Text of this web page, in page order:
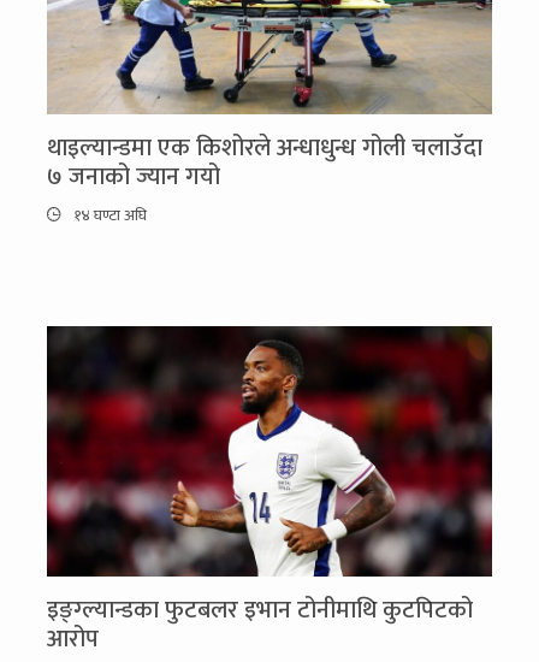
थाइल्यान्डमा एक किशोरले अन्धाधुन्ध गोली चलाउँदा
७ जनाको ज्यान गयो
१४ घण्टा अघि
इङ्ग्ल्यान्डका फुटबलर इभान टोनीमाथि कुटपिटको
आरोप